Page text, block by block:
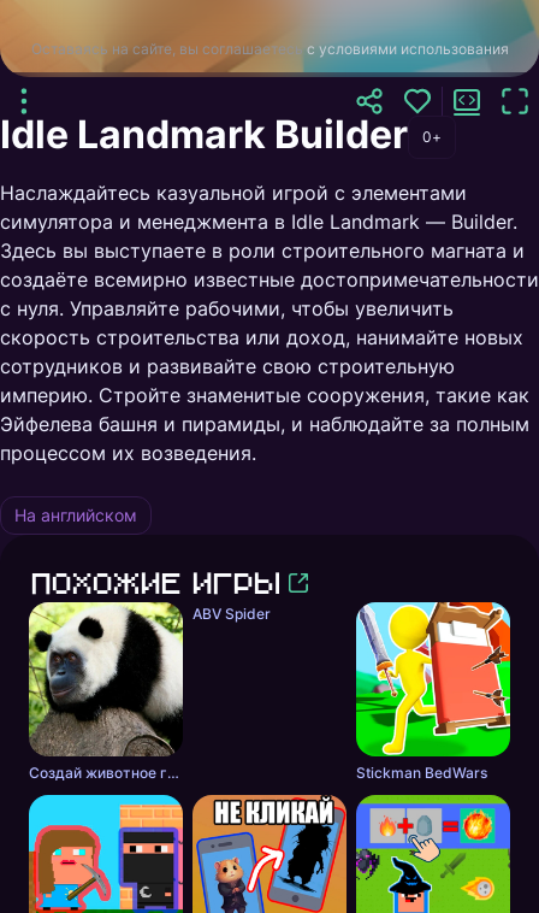
Оставаясь на сайте, вы соглашаетесьс условиями использования
Idle Landmark Builder 0+
Наслаждайтесь казуальной игрой с элементами
симулятора и менеджмента в Idle Landmark — Builder.
Здесь вы выступаете в роли строительного магната и
создаёте всемирно известные достопримечательности
с нуля. Управляйте рабочими, чтобы увеличить
скорость строительства или доход, нанимайте новых
сотрудников и развивайте свою строительную
империю. Стройте знаменитые сооружения, такие как
Эйфелева башня и пирамиды, и наблюдайте за полным
процессом их возведения.
На английском
Похожие игры
Создай животное головоломка
ABV Spider
Stickman BedWars